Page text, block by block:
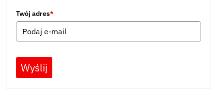
Twój adres*
Wyślij